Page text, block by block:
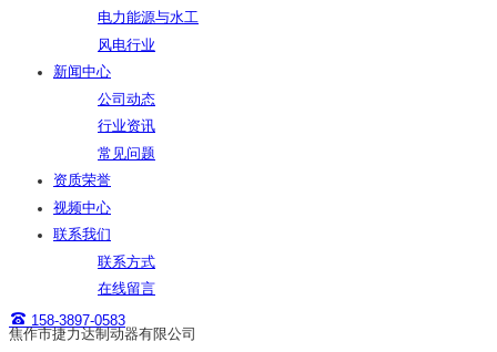
电力能源与水工
风电行业
新闻中心
公司动态
行业资讯
常见问题
资质荣誉
视频中心
联系我们
联系方式
在线留言
158-3897-0583
焦作市捷力达制动器有限公司